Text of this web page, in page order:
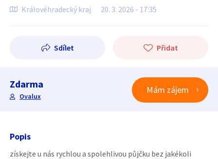
Královéhradecký kraj 20. 3. 2026 - 17:35
Sdílet Přidat
Zdarma
Ovalux
Mám zájem
Popis
získejte u nás rychlou a spolehlivou půjčku bez jakékoli